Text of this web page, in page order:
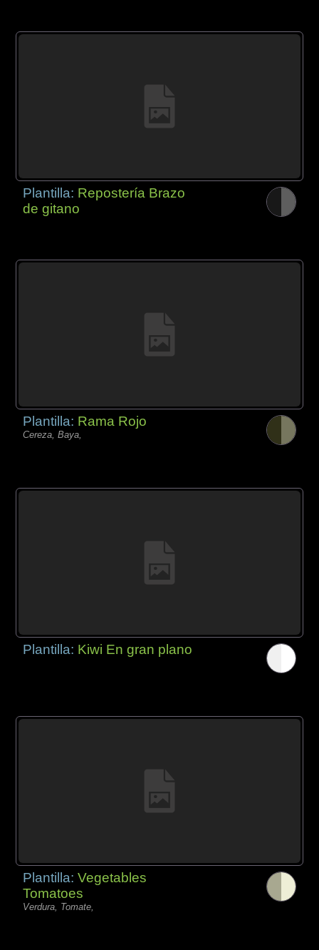
Plantilla: Repostería Brazo
de gitano
Plantilla: Rama Rojo
Cereza, Baya,
Plantilla: Kiwi En gran plano
Plantilla:Vegetables
Tomatoes
Verdura, Tomate,